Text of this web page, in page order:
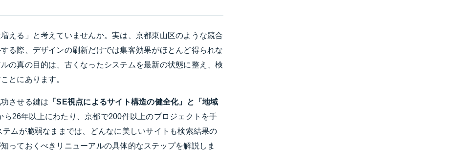
える」と考えていませんか。実は、京都東山区のような競合
る際、デザインの刷新だけでは集客効果がほとんど得られな
の真の目的は、古くなったシステムを最新の状態に整え、検
とにあります。
させる鍵は 「SE視点によるサイト構造の健全化」と「地域
ら26年以上にわたり、京都で200件以上のプロジェクトを手
ムが脆弱なままでは、どんなに美しいサイトも検索結果の
っておくべきリニューアルの具体的なステップを解説しま